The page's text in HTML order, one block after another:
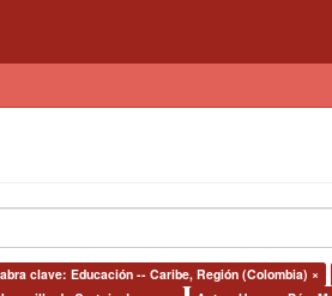
clave: Educación -- Caribe, Región (Colombia) ×